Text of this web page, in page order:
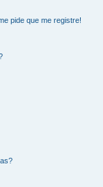
pide que me registre!